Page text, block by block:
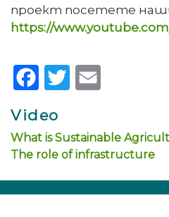
проект посетете
https://
Facebook
Twitter
Video
What is Sustainable
The role of infrastructure